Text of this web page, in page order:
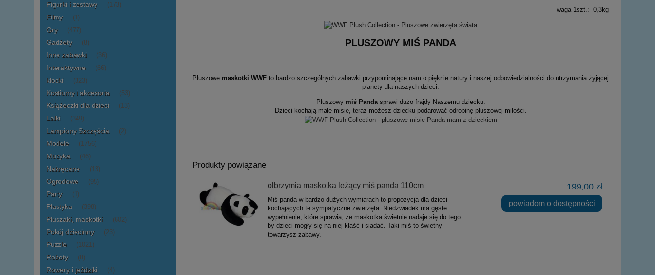
Figurki i zestawy (173)
Filmy (1)
Gry (477)
Gadżety (8)
Inne zabawki (36)
Interaktywne (66)
klocki (323)
Kostiumy i akcesoria (53)
Książeczki dla dzieci (13)
Lalki (349)
Lampiony Szczęścia (2)
Modele (1756)
Muzyka (46)
Nakręcane (13)
Ogrodowe (95)
Party (1)
Plastyka (398)
Pluszaki, maskotki (602)
Pokój dziecinny (23)
Puzzle (1021)
Roboty (8)
Rowery i jeździki (4)
waga 1szt.: 0,3kg
PLUSZOWY MIŚ PANDA
Pluszowe maskotki WWF to bardzo szczególnych zabawki przypominające nam o pięknie natury i naszej odpowiedzialności do utrzymania żyjącej
planety dla naszych dzieci.
Pluszowy miś Panda sprawi dużo frajdy Naszemu dziecku.
Dzieci kochają małe misie, teraz możesz dziecku podarować odrobinę pluszowej miłości.
Produkty powiązane
olbrzymia maskotka leżący miś panda 110cm
Miś panda w bardzo dużych wymiarach to propozycja dla dzieci
kochających te sympatyczne zwierzęta. Niedźwiadek ma gęste
wypełnienie, które sprawia, że maskotka świetnie nadaje się do tego
by dzieci mogły się na niej kłaść i siadać. Taki miś to świetny
towarzysz zabawy.
199,00 zł
powiadom o dostępności